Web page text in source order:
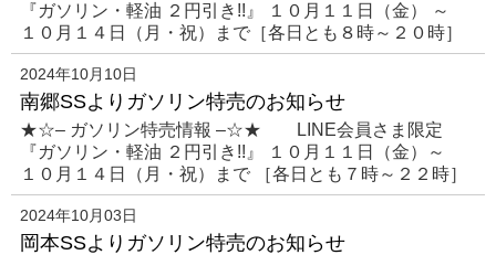
『ガソリン・軽油 ２円引き!!』 １０月１１日（金） ～
１０月１４日（月・祝）まで［各日とも８時～２０時］
2024年10月10日
南郷SSよりガソリン特売のお知らせ
★☆– ガソリン特売情報 –☆★ LINE会員さま限定
『ガソリン・軽油 ２円引き!!』 １０月１１日（金）～
１０月１４日（月・祝）まで ［各日とも７時～２２時］
2024年10月03日
岡本SSよりガソリン特売のお知らせ